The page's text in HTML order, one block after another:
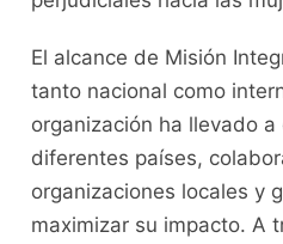
El alcance de Misión
tanto nacional como
organización ha llevado
diferentes países,
organizaciones locales y
maximizar su impacto. A